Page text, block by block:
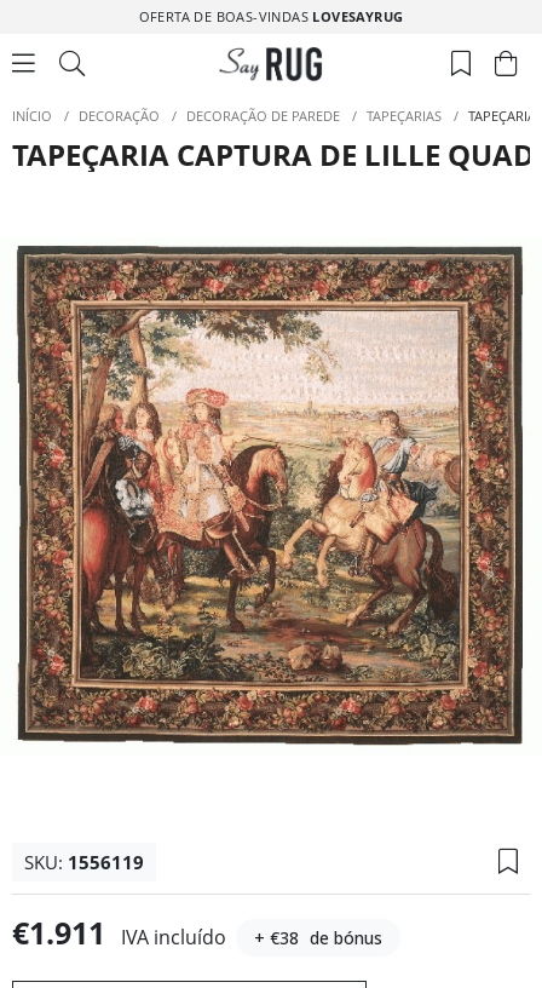
OFERTA DE BOAS-VINDAS LOVESAYRUG
INÍCIO / DECORAÇÃO / DECORAÇÃO DE PAREDE / TAPEÇARIAS /
TAPEÇARIA CAPTURA DE LILLE
SKU: 1556119
€1.911 IVA incluído + €38 de bónus